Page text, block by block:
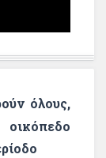
όλους,